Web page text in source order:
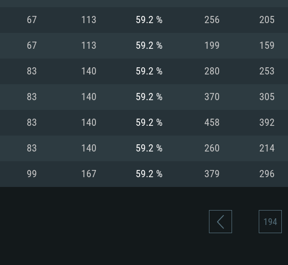
원하는 AMD
이언트)
메모리: 16 GB 이상
그래픽 카드: DirectX 11
지는 Mac 버전
이언트)
상
네트워크: 브로드밴드 인터
여유 저장 공간: 62.2 GB (
최신 그래픽 드라
픽 드라이버를
양 지원 해상도
메모리: 16 GB
그래픽 카드: Vulkan 을 지
와 동급의 성능을 가지며
지원하는 AMD RX 570 (6
67 113 59.2 % 256 205
67 113 59.2 % 199 159
83 140 59.2 % 280 253
83 140 59.2 % 370 305
83 140 59.2 % 458 392
83 140 59.2 % 260 214
99 167 59.2 % 379 296
194